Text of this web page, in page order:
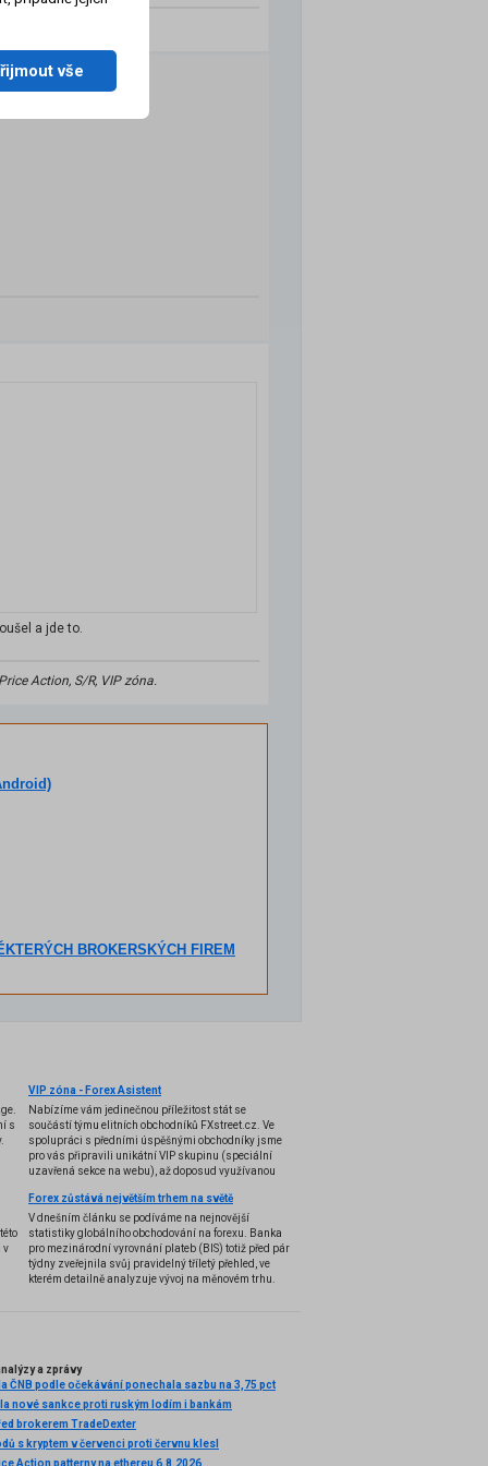
a jde to.
Action, S/R, VIP zóna.
BROKERSKÝCH FIREM
s
VIP zóna - Forex Asistent
Nabízíme vám jedinečnou příležitost stát se
součástí týmu elitních obchodníků FXstreet.cz. Ve
spolupráci s předními úspěšnými obchodníky jsme
pro vás připravili unikátní VIP skupinu (speciální
uzavřená sekce na webu), až doposud využívanou
exkluzivní VIP indikátory, doposud úspěšně
používané pouze k soukromým účelům. Nyní se vám
otevírá možnost stát se součástí této VIP skupiny,
díky které získáte jedinečné know-how pro
obchodování na forexu, výjimečné VIP indikátory, a
tím také náskok před drtivou většinou ostatních
v
Forex zůstává největším trhem na světě
V dnešním článku se podíváme na nejnovější
statistiky globálního obchodování na forexu. Banka
pro mezinárodní vyrovnání plateb (BIS) totiž před pár
týdny zveřejnila svůj pravidelný tříletý přehled, ve
kterém detailně analyzuje vývoj na měnovém trhu.
praktické informace z pohledu běžného tradera, ale i
přesto přinese zajímavé a důležité poznatky.
a zprávy
ČNB podle očekávání ponechala sazbu na 3,75 pct
nové sankce proti ruským lodím i bankám
brokerem TradeDexter
s kryptem v červenci proti červnu klesl
Action patterny na ethereu 6.8.2026
vše